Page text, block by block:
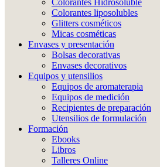
Colorantes liposolubles
Glitters cosméticos
Micas cosméticas
Envases y presentación
Bolsas decorativas
Envases decorativos
Equipos y utensilios
Equipos de aromaterapia
Equipos de medición
Recipientes de preparación
Utensilios de formulación
Formación
Ebooks
Libros
Talleres Online